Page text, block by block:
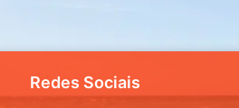
Redes Sociais